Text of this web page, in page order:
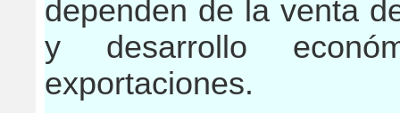
dependen de la venta
y desarrollo
exportaciones.